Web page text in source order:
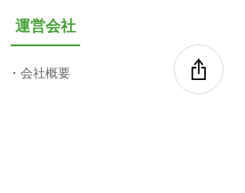
運営会社
会社概要